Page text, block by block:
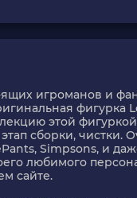
игроманов и
фигурка
этой
сборки, чистки.
Simpsons, и
любимого
сайте.